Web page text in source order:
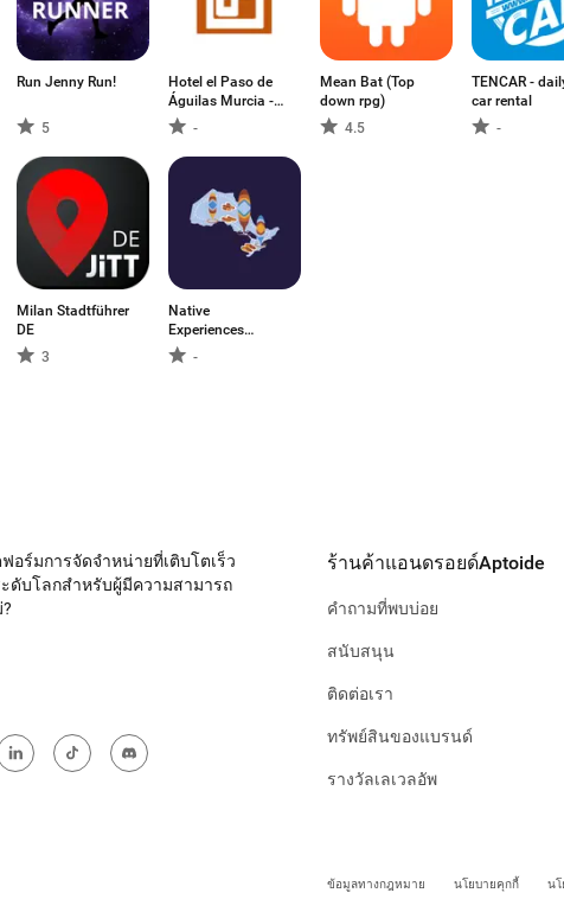
Run Jenny Run!
5
Hotel el Paso de
Águilas Murcia -
Guía turística
-
Mean Bat (Top
down rpg)
4.5
TENCAR -
car rental
-
Milan Stadtführer
DE
3
Native
Experiences
Ontario
-
อร์มการจัดจำหน่ายที่เติบโตเร็ว
ดับโลกสำหรับผู้มีความสามารถ
ร้านค้าแอนดรอยด์Aptoide
คำถามที่พบบ่อย
สนับสนุน
ติดต่อเรา
ทรัพย์สินของแบรนด์
รางวัลเลเวลอัพ
ข้อมูลทางกฎหมาย นโยบายคุกกี้ นโ